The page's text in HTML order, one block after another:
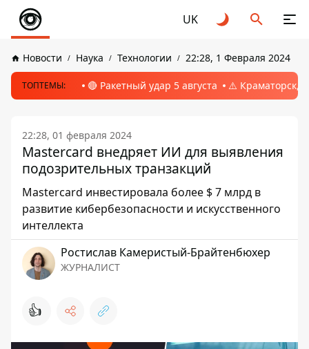
UK
Новости Наука Технологии 22:28, 1 Февраля 2024
ТОПТЕМЫ: 🔴 Ракетный удар 5 августа ⚠️ Краматорск,
22:28, 01 февраля 2024
Mastercard внедряет ИИ для выявления
подозрительных транзакций
Mastercard инвестировала более $ 7 млрд в
развитие кибербезопасности и искусственного
интеллекта
Ростислав Камеристый-Брайтенбюхер
ЖУРНАЛИСТ
👍